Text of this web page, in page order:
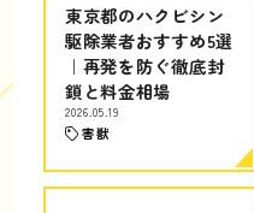
東京都のハクビシン
駆除業者おすすめ5選
｜再発を防ぐ徹底封
鎖と料金相場
2026.05.19
害獣